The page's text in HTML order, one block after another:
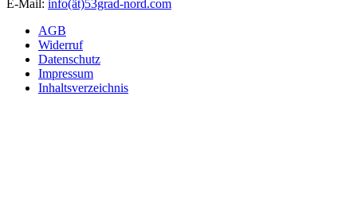
E-Mail: info(ät)53grad-nord.com
AGB
Widerruf
Datenschutz
Impressum
Inhaltsverzeichnis